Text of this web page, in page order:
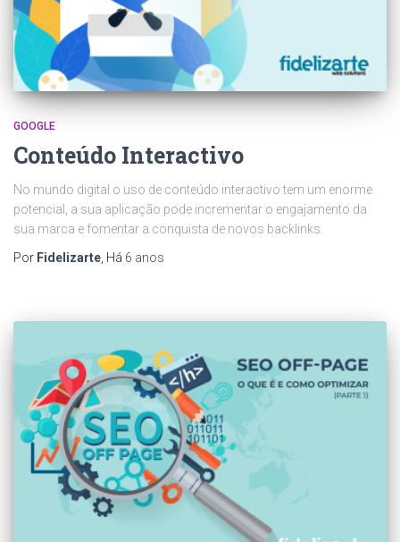
GOOGLE
Conteúdo Interactivo
No mundo digital o uso de conteúdo interactivo tem um enorme
potencial, a sua aplicação pode incrementar o engajamento da
sua marca e fomentar a conquista de novos backlinks.
Por Fidelizarte , Há 6 anos